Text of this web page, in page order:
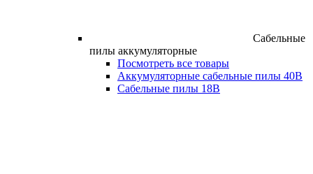
Сабельные
пилы аккумуляторные
Посмотреть все товары
Аккумуляторные сабельные пилы 40В
Сабельные пилы 18В